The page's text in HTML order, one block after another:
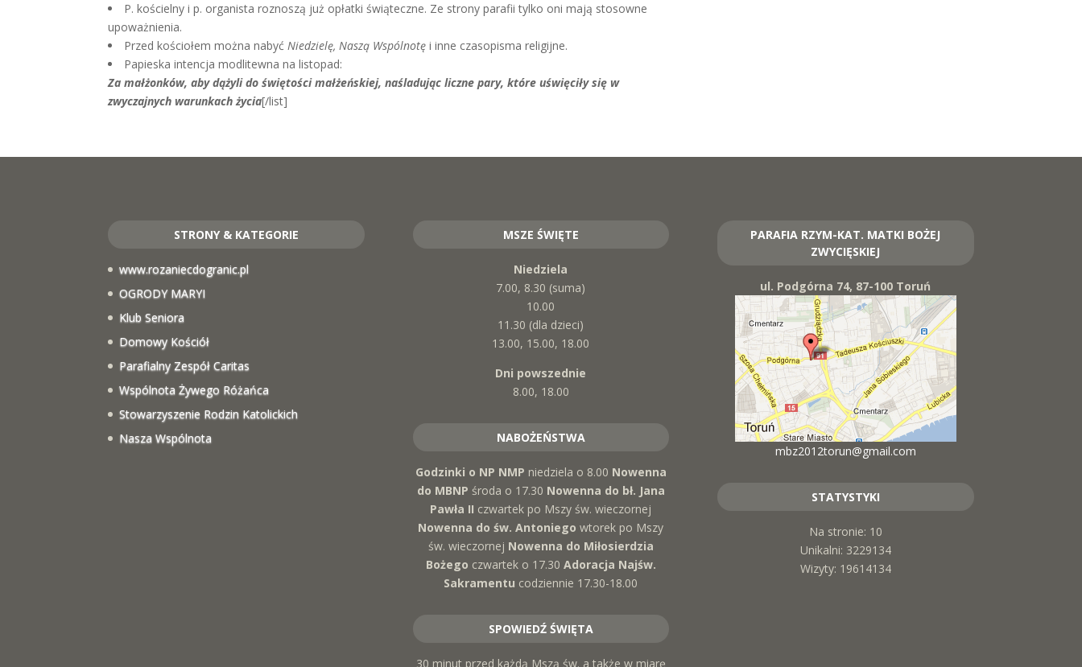
P. kościelny i p. organista roznoszą już opłatki świąteczne. Ze strony parafii tylko oni mają stosowne
upoważnienia.
Przed kościołem można nabyćNiedzielę, Naszą Wspólnotę i inne czasopisma religijne.
Papieska intencja modlitewna na listopad:
Za małżonków, aby dążyli do świętości małżeńskiej, naśladując liczne pary, które uświęciły się w
zwyczajnych warunkach życia[/list]
STRONY & KATEGORIE
www.rozaniecdogranic.pl
OGRODY MARYI
Klub Seniora
Domowy Kościół
Parafialny Zespół Caritas
Wspólnota Żywego Różańca
Stowarzyszenie Rodzin Katolickich
Nasza Wspólnota
MSZE ŚWIĘTE
Niedziela
7.00, 8.30 (suma)
10.00
11.30 (dla dzieci)
13.00, 15.00, 18.00
Dni powszednie
8.00, 18.00
NABOŻEŃSTWA
Godzinki o NP NMP niedziela o 8.00 Nowenna
do MBNP środa o 17.30 Nowenna do bł. Jana
Pawła II czwartek po Mszy św. wieczornej
Nowenna do św. Antoniegowtorek po Mszy
św. wieczornej Nowenna do Miłosierdzia
Bożego czwartek o 17.30 Adoracja Najśw.
Sakramentu codziennie 17.30-18.00
SPOWIEDŹ ŚWIĘTA
30 minut przed każdą Mszą św. a także w miarę
PARAFIA RZYM-KAT. MATKI BOŻEJ
ZWYCIĘSKIEJ
ul. Podgórna 74, 87-100 Toruń
mbz2012torun@gmail.com
STATYSTYKI
Na stronie: 10
Unikalni: 3229134
Wizyty: 19614134